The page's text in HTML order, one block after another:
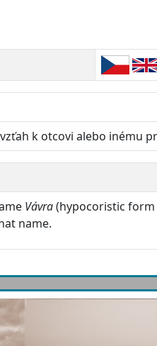
k otcovi alebo inému
Vávra(hypocoristic form
name.